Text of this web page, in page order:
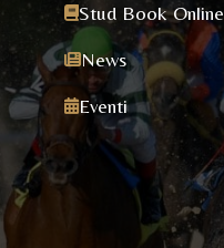
Stud Book Online
News
Eventi